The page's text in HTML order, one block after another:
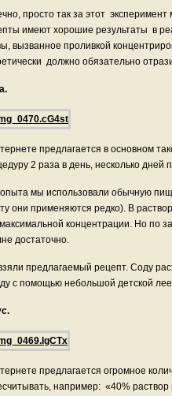
просто так за этот
имеют хорошие результаты в
вызванное проливкой
должно обязательно
предлагается в основном
2 раза в день, несколько дней
мы использовали обычную
они применяются редко). В
концентрации. Но по
достаточно.
предлагаемый рецепт. Соду
с помощью небольшой детской
предлагается огромное
например: «40%